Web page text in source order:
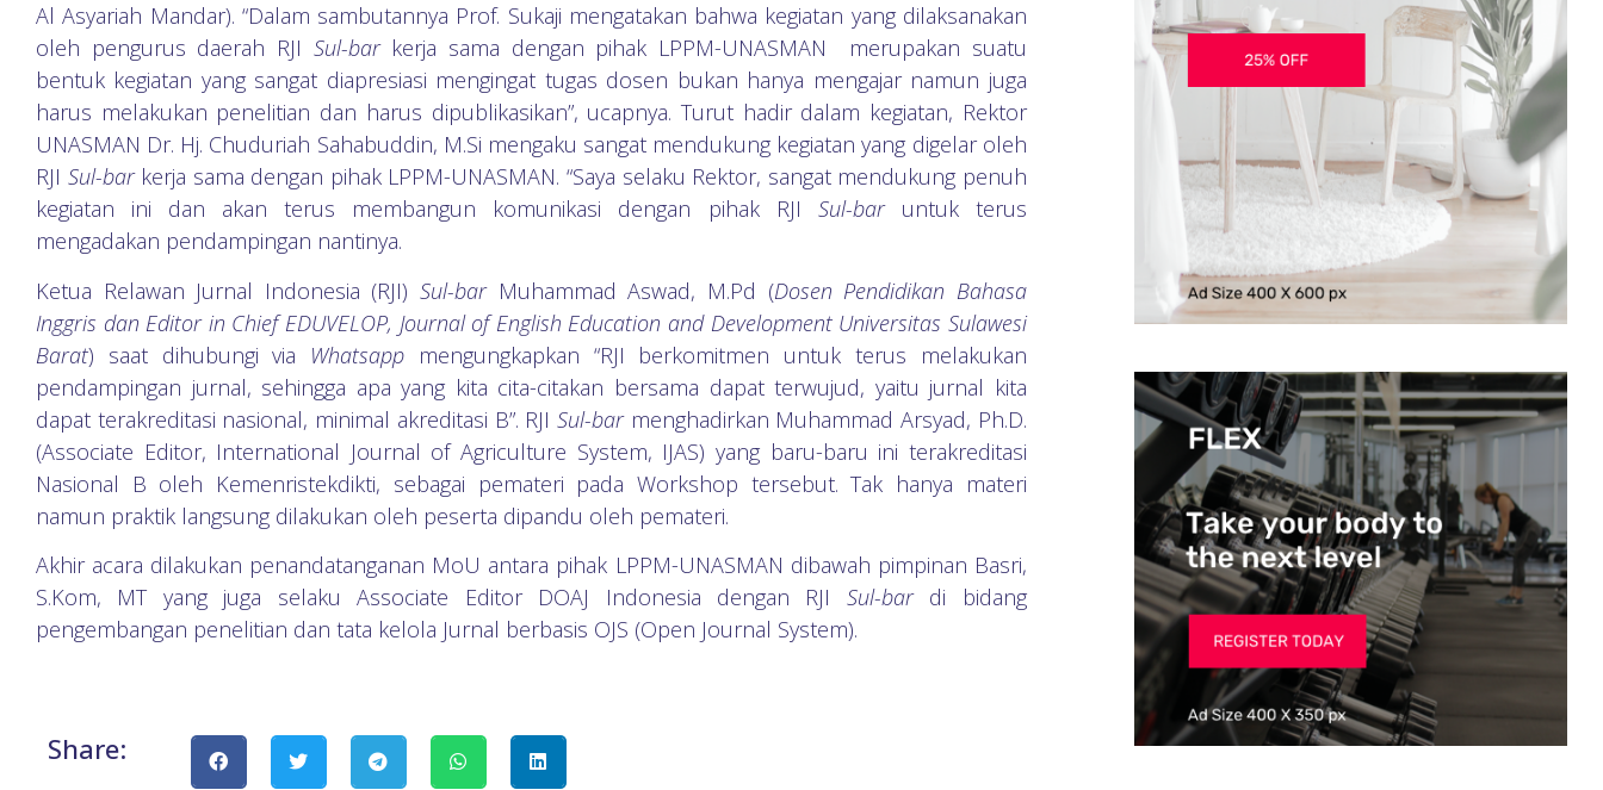
Al Asyariah Mandar). “Dalam sambutannya Prof. Sukaji mengatakan bahwa kegiatan yang dilaksanakan
oleh pengurus daerah RJI Sul-bar kerja sama dengan pihak LPPM-UNASMAN merupakan suatu
bentuk kegiatan yang sangat diapresiasi mengingat tugas dosen bukan hanya mengajar namun juga
harus melakukan penelitian dan harus dipublikasikan”, ucapnya. Turut hadir dalam kegiatan, Rektor
UNASMAN Dr. Hj. Chuduriah Sahabuddin, M.Si mengaku sangat mendukung kegiatan yang digelar oleh
RJI Sul-bar kerja sama dengan pihak LPPM-UNASMAN. “Saya selaku Rektor, sangat mendukung penuh
kegiatan ini dan akan terus membangun komunikasi dengan pihak RJI Sul-bar untuk terus
mengadakan pendampingan nantinya.
Ketua Relawan Jurnal Indonesia (RJI)Sul-bar Muhammad Aswad, M.Pd (Dosen Pendidikan Bahasa
Inggris dan Editor in Chief EDUVELOP, Journal of English Education and Development Universitas Sulawesi
Barat) saat dihubungi via Whatsapp mengungkapkan “RJI berkomitmen untuk terus melakukan
pendampingan jurnal, sehingga apa yang kita cita-citakan bersama dapat terwujud, yaitu jurnal kita
dapat terakreditasi nasional, minimal akreditasi B”. RJI Sul-bar menghadirkan Muhammad Arsyad, Ph.D.
(Associate Editor, International Journal of Agriculture System, IJAS) yang baru-baru ini terakreditasi
Nasional B oleh Kemenristekdikti, sebagai pemateri pada Workshop tersebut. Tak hanya materi
namun praktik langsung dilakukan oleh peserta dipandu oleh pemateri.
Akhir acara dilakukan penandatanganan MoU antara pihak LPPM-UNASMAN dibawah pimpinan Basri,
S.Kom, MT yang juga selaku Associate Editor DOAJ Indonesia dengan RJI Sul-bar di bidang
pengembangan penelitian dan tata kelola Jurnal berbasis OJS (Open Journal System).
Share: